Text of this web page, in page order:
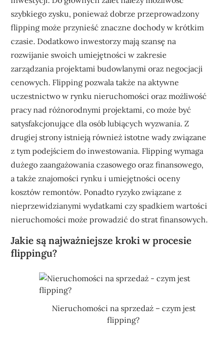
szybkiego zysku, ponieważ dobrze przeprowadzony
flipping może przynieść znaczne dochody w krótkim
czasie. Dodatkowo inwestorzy mają szansę na
rozwijanie swoich umiejętności w zakresie
zarządzania projektami budowlanymi oraz negocjacji
cenowych. Flipping pozwala także na aktywne
uczestnictwo w rynku nieruchomości oraz możliwość
pracy nad różnorodnymi projektami, co może być
satysfakcjonujące dla osób lubiących wyzwania. Z
drugiej strony istnieją również istotne wady związane
z tym podejściem do inwestowania. Flipping wymaga
dużego zaangażowania czasowego oraz finansowego,
a także znajomości rynku i umiejętności oceny
kosztów remontów. Ponadto ryzyko związane z
nieprzewidzianymi wydatkami czy spadkiem wartości
nieruchomości może prowadzić do strat finansowych.
Jakie są najważniejsze kroki w procesie
flippingu?
Nieruchomości na sprzedaż – czym jest
flipping?